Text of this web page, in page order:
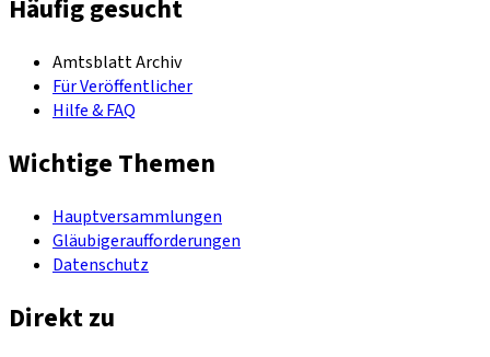
Häufig gesucht
Amtsblatt Archiv
Für Veröffentlicher
Hilfe & FAQ
Wichtige Themen
Hauptversammlungen
Gläubigeraufforderungen
Datenschutz
Direkt zu